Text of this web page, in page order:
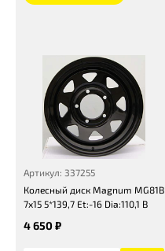
Артикул: 337255
Колесный диск Magnum MG81B
7x15 5*139,7 Et:-16 Dia:110,1 B
4 650 ₽